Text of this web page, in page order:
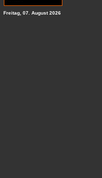
Freitag, 07. August 2026